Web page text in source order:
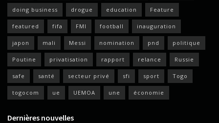
doing business drogue education Feature
featured fifa FMI football inauguration
japon mali Messi nomination pnd politique
Poutine privatisation rapport relance Russie
safe santé secteur privé sfi sport Togo
togocom ue UEMOA une économie
Dernières nouvelles